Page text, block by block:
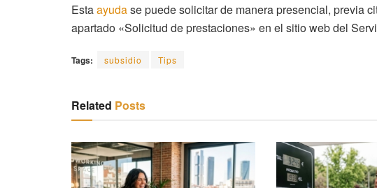
Estaayudase puede solicitar de manera presencial, previa
apartado «Solicitud de prestaciones» en el sitio web del
Tags: subsidio Tips
Related Posts